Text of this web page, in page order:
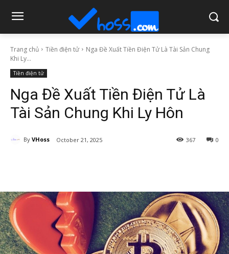
Trang chủ Tiền điện tử
Nga Đề Xuất Tiền Điện Tử Là Tài Sản Chung
Khi Ly...
Tiền điện tử
Nga Đề Xuất Tiền Điện Tử Là
Tài Sản Chung Khi Ly Hôn
By VHoss October 21, 2025 0
367